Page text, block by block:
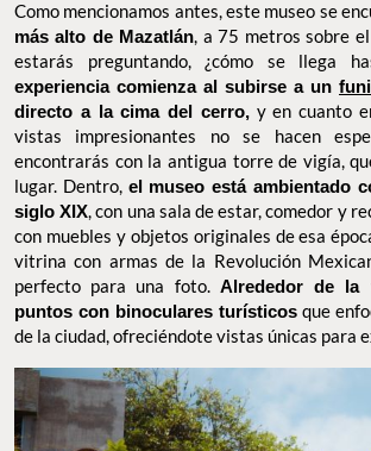
Qué encontrarás en el
Observatorio 1873
Como mencionamos antes, este museo se
más alto de Mazatlán, a 75 metros sobre
estarás preguntando, ¿cómo se llega
experiencia comienza al subirse a un
directo a la cima del cerro,y en cuanto
vistas impresionantes no se hacen
encontrarás con la antigua torre de vigía,
lugar. Dentro,el museo está ambientado
siglo XIX, con una sala de estar, comedor y
con muebles y objetos originales de esa
vitrina con armas de la Revolución
perfecto para una foto.Alrededor de la